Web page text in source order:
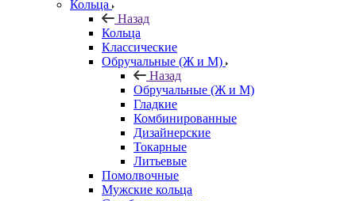
Кольца
Назад
Кольца
Классические
Обручальные (Ж и М)
Назад
Обручальные (Ж и М)
Гладкие
Комбинированные
Дизайнерские
Токарные
Литьевые
Помолвочные
Мужские кольца